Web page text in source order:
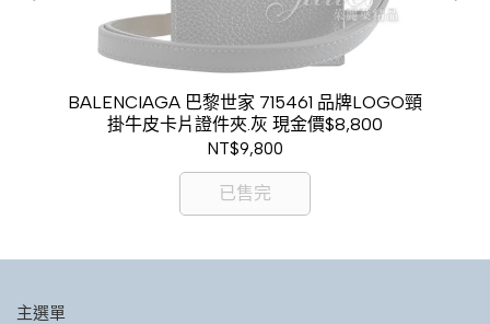
BALENCIAGA 巴黎世家 715461 品牌LOGO頸
掛牛皮卡片證件夾.灰 現金價$8,800
NT$9,800
已售完
主選單